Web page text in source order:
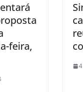
feira,